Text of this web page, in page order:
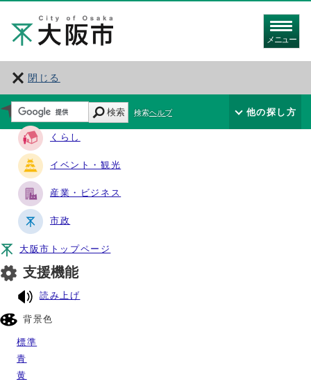
メニュー
閉じる
サイト・ナビ
くらし
イベント・観光
産業・ビジネス
市政
大阪市トップページ
支援機能
読み上げ
背景色
標準
青
黄
検索 検索ヘルプ 他の探し方